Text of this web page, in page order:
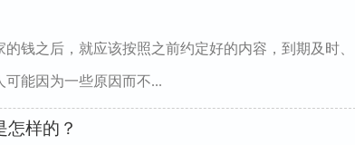
钱之后，就应该按照之前约定好的内容，到期及时、
能因为一些原因而不...
样的？